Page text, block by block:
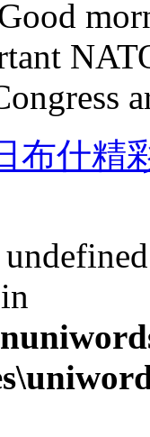
布什精